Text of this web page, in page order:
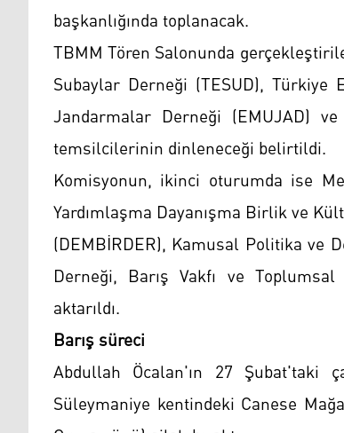
başkanlığında toplanacak.
TBMM Tören Salonunda
Subaylar Derneği (TESUD),
Jandarmalar Derneği (EMUJAD)
temsilcilerinin dinleneceği belirtildi.
Komisyonun, ikinci oturumda ise
Yardımlaşma Dayanışma Birlik ve
(DEMBİRDER), Kamusal Politika ve
Derneği, Barış Vakfı ve
aktarıldı.
Barış süreci
Abdullah Öcalan'ın 27 Şubat'taki
Süleymaniye kentindeki Canese